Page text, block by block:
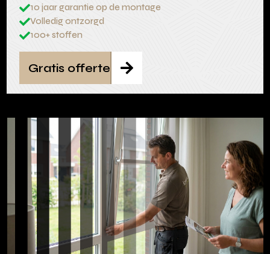
10 jaar garantie op de montage
Volledig ontzorgd
100+ stoffen

Gratis offerte